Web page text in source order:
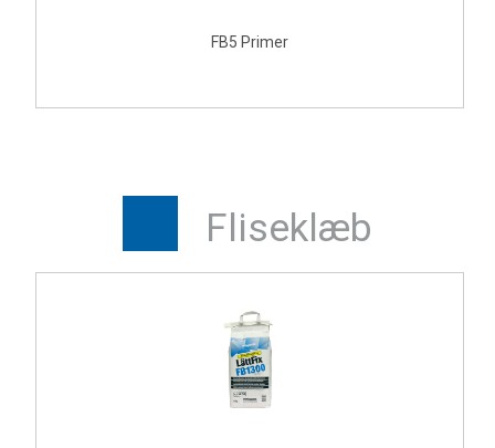
FB5 Primer
Fliseklæb